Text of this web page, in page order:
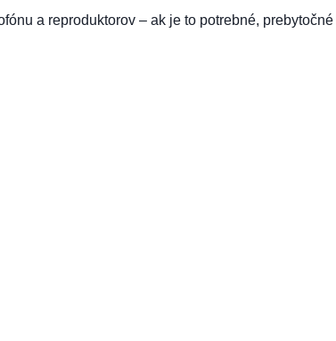
a reproduktorov – ak je to potrebné,